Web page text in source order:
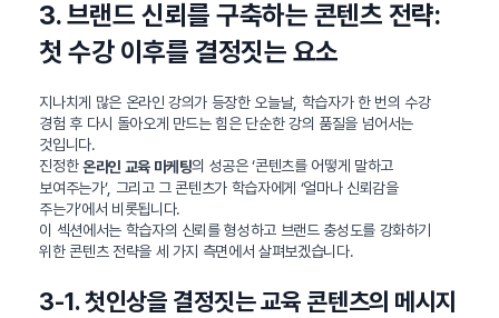
3. 브랜드 신뢰를 구축하는 콘텐츠 전략:
첫 수강 이후를 결정짓는 요소
지나치게 많은 온라인 강의가 등장한 오늘날, 학습자가 한 번의 수강
경험 후 다시 돌아오게 만드는 힘은 단순한 강의 품질을 넘어서는
것입니다.
진정한온라인 교육 마케팅의 성공은 ‘콘텐츠를 어떻게 말하고
보여주는가’, 그리고 그 콘텐츠가 학습자에게 ‘얼마나 신뢰감을
주는가’에서 비롯됩니다.
이 섹션에서는 학습자의 신뢰를 형성하고 브랜드 충성도를 강화하기
위한 콘텐츠 전략을 세 가지 측면에서 살펴보겠습니다.
3-1. 첫인상을 결정짓는 교육 콘텐츠의 메시지